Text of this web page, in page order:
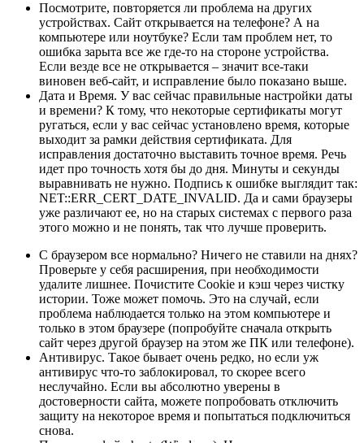
Посмотрите, повторяется ли проблема на других
устройствах. Сайт открывается на телефоне? А на
компьютере или ноутбуке? Если там проблем нет, то
ошибка зарыта все же где-то на стороне устройства.
Если везде все не открывается – значит все-таки
виновен веб-сайт, и исправление было показано выше.
Дата и Время. У вас сейчас правильные настройки даты
и времени? К тому, что некоторые сертификаты могут
ругаться, если у вас сейчас установлено время, которые
выходит за рамки действия сертификата. Для
исправления достаточно выставить точное время. Речь
идет про точность хотя бы до дня. Минуты и секунды
выравнивать не нужно. Подпись к ошибке выглядит так:
NET::ERR_CERT_DATE_INVALID. Да и сами браузеры
уже различают ее, но на старых системах с первого раза
этого можно и не понять, так что лучше проверить.
С браузером все нормально? Ничего не ставили на днях?
Проверьте у себя расширения, при необходимости
удалите лишнее. Почистите Cookie и кэш через чистку
истории. Тоже может помочь. Это на случай, если
проблема наблюдается только на этом компьютере и
только в этом браузере (попробуйте сначала открыть
сайт через другой браузер на этом же ПК или телефоне).
Антивирус. Такое бывает очень редко, но если уж
антивирус что-то заблокировал, то скорее всего
неслучайно. Если вы абсолютно уверены в
достоверности сайта, можете попробовать отключить
защиту на некоторое время и попытаться подключиться
снова.